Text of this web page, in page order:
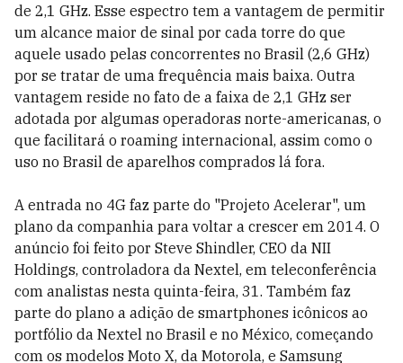
de 2,1 GHz. Esse espectro tem a vantagem de permitir
um alcance maior de sinal por cada torre do que
aquele usado pelas concorrentes no Brasil (2,6 GHz)
por se tratar de uma frequência mais baixa. Outra
vantagem reside no fato de a faixa de 2,1 GHz ser
adotada por algumas operadoras norte-americanas, o
que facilitará o roaming internacional, assim como o
uso no Brasil de aparelhos comprados lá fora.
A entrada no 4G faz parte do "Projeto Acelerar", um
plano da companhia para voltar a crescer em 2014. O
anúncio foi feito por Steve Shindler, CEO da NII
Holdings, controladora da Nextel, em teleconferência
com analistas nesta quinta-feira, 31. Também faz
parte do plano a adição de smartphones icônicos ao
portfólio da Nextel no Brasil e no México, começando
com os modelos Moto X, da Motorola, e Samsung